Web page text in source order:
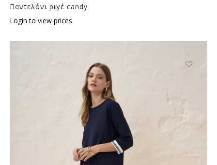
Παντελόνι ριγέ candy
Login to view prices